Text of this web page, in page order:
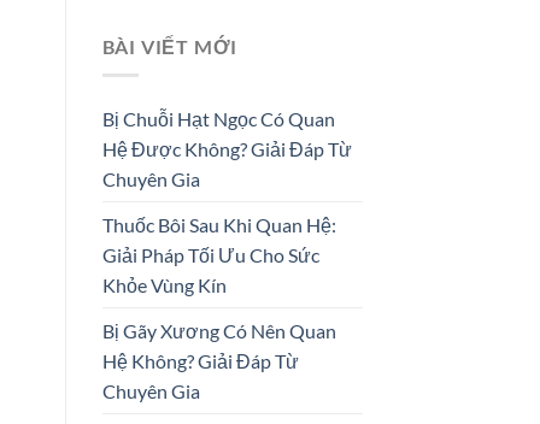
BÀI VIẾT MỚI
Bị Chuỗi Hạt Ngọc Có Quan
Hệ Được Không? Giải Đáp Từ
Chuyên Gia
Thuốc Bôi Sau Khi Quan Hệ:
Giải Pháp Tối Ưu Cho Sức
Khỏe Vùng Kín
Bị Gãy Xương Có Nên Quan
Hệ Không? Giải Đáp Từ
Chuyên Gia